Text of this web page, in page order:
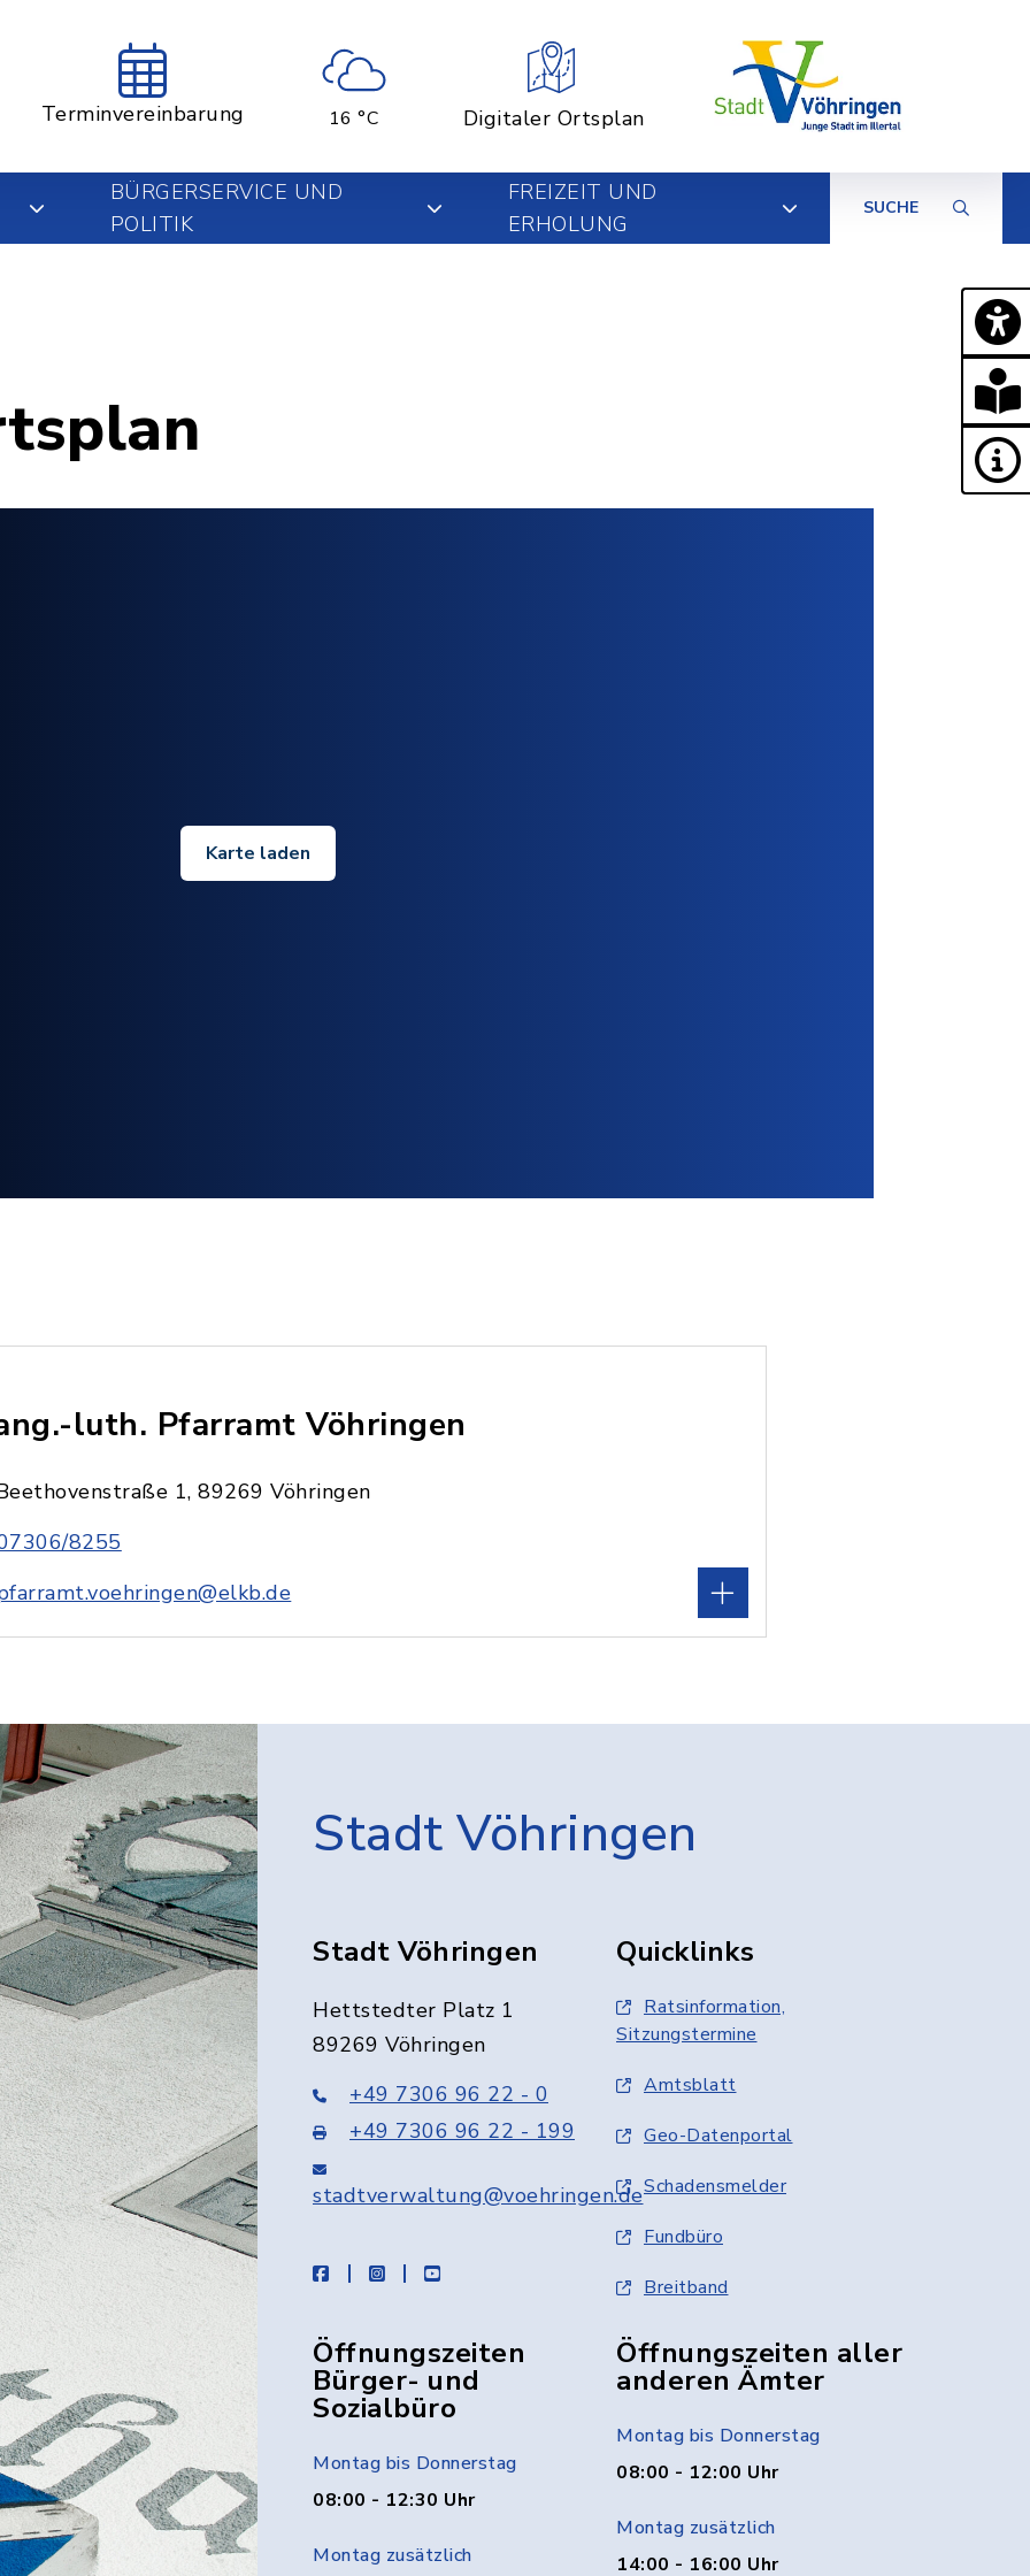
Terminvereinbarung 16 °C Digitaler Ortsplan
BÜRGERSERVICE UND
POLITIK
FREIZEIT UND
ERHOLUNG
SUCHE
Karte laden
luth. Pfarramt Vöhringen
1, 89269 Vöhringen
8255
Stadt Vöhringen
Stadt Vöhringen
Hettstedter Platz 1
89269 Vöhringen
+49 7306 96 22 - 0
+49 7306 96 22 - 199
stadtverwaltung@voehringen.de
facebookinstagramyoutube
Quicklinks
Ratsinformation,
Sitzungstermine
Amtsblatt
Geo-Datenportal
Schadensmelder
Fundbüro
Breitband
Öffnungszeiten
Bürger- und
Sozialbüro
Montag bis Donnerstag
08:00 - 12:30 Uhr
Montag zusätzlich
Öffnungszeiten aller
anderen Ämter
Montag bis Donnerstag
08:00 - 12:00 Uhr
Montag zusätzlich
14:00 - 16:00 Uhr